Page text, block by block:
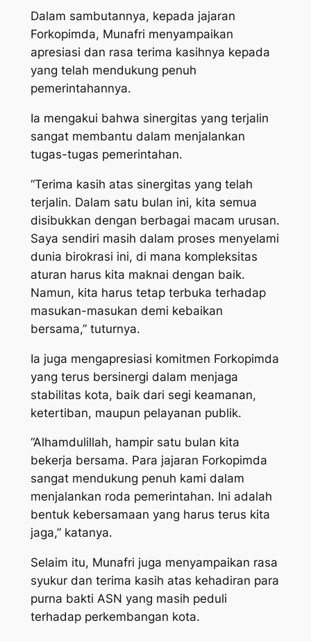
Dalam sambutannya, kepada jajaran
Forkopimda, Munafri menyampaikan
apresiasi dan rasa terima kasihnya kepada
yang telah mendukung penuh
pemerintahannya.
Ia mengakui bahwa sinergitas yang terjalin
sangat membantu dalam menjalankan
tugas-tugas pemerintahan.
“Terima kasih atas sinergitas yang telah
terjalin. Dalam satu bulan ini, kita semua
disibukkan dengan berbagai macam urusan.
Saya sendiri masih dalam proses menyelami
dunia birokrasi ini, di mana kompleksitas
aturan harus kita maknai dengan baik.
Namun, kita harus tetap terbuka terhadap
masukan-masukan demi kebaikan
bersama,” tuturnya.
Ia juga mengapresiasi komitmen Forkopimda
yang terus bersinergi dalam menjaga
stabilitas kota, baik dari segi keamanan,
ketertiban, maupun pelayanan publik.
“Alhamdulillah, hampir satu bulan kita
bekerja bersama. Para jajaran Forkopimda
sangat mendukung penuh kami dalam
menjalankan roda pemerintahan. Ini adalah
bentuk kebersamaan yang harus terus kita
jaga,” katanya.
Selaim itu, Munafri juga menyampaikan rasa
syukur dan terima kasih atas kehadiran para
purna bakti ASN yang masih peduli
terhadap perkembangan kota.